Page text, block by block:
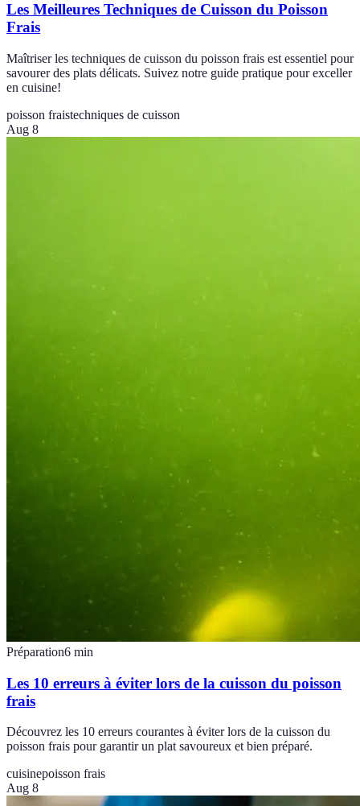
Les Meilleures Techniques de Cuisson du Poisson
Frais
Maîtriser les techniques de cuisson du poisson frais est essentiel pour
savourer des plats délicats. Suivez notre guide pratique pour exceller
en cuisine!
poisson fraistechniques de cuisson
Aug 8
Préparation6 min
Les 10 erreurs à éviter lors de la cuisson du poisson
frais
Découvrez les 10 erreurs courantes à éviter lors de la cuisson du
poisson frais pour garantir un plat savoureux et bien préparé.
cuisinepoisson frais
Aug 8